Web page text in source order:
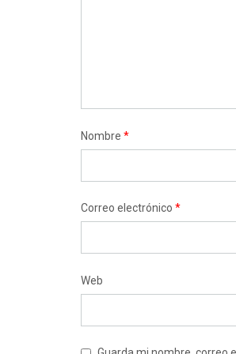
Nombre *
Correo electrónico *
Web